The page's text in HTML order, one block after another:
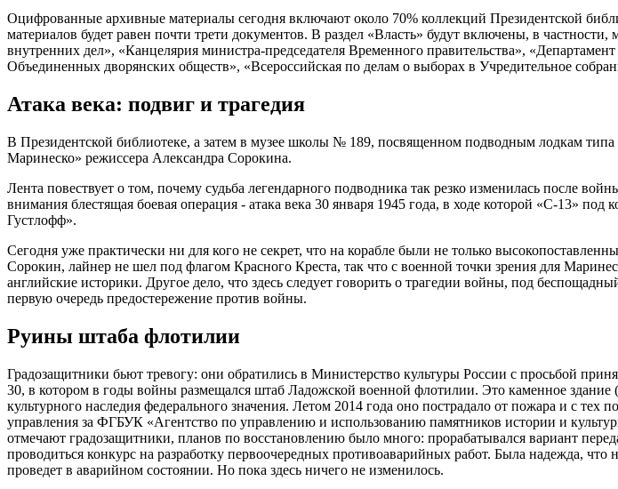
Оцифрованные архивные материалы сегодня включают около 70% коллекций Президентской
материалов будет равен почти трети документов. В раздел «Власть» будут включены, в
внутренних дел», «Канцелярия министра-председателя Временного правительства»,
Объединенных дворянских обществ», «Всероссийская по делам о выборах в Учредительное
Атака века: подвиг и трагедия
В Президентской библиотеке, а затем в музее школы № 189, посвященном подводным лодкам
Маринеско» режиссера Александра Сорокина.
Лента повествует о том, почему судьба легендарного подводника так резко изменилась после
внимания блестящая боевая операция - атака века 30 января 1945 года, в ходе которой «С-13»
Густлофф».
Сегодня уже практически ни для кого не секрет, что на корабле были не только
Сорокин, лайнер не шел под флагом Красного Креста, так что с военной точки зрения для
английские историки. Другое дело, что здесь следует говорить о трагедии войны, под
первую очередь предостережение против войны.
Руины штаба флотилии
Градозащитники бьют тревогу: они обратились в Министерство культуры России с просьбой
30, в котором в годы войны размещался штаб Ладожской военной флотилии. Это каменное
культурного наследия федерального значения. Летом 2014 года оно пострадало от пожара и с
управления за ФГБУК «Агентство по управлению и использованию памятников истории и
отмечают градозащитники, планов по восстановлению было много: прорабатывался вариант
проводиться конкурс на разработку первоочередных противоаварийных работ. Была надежда,
проведет в аварийном состоянии. Но пока здесь ничего не изменилось.